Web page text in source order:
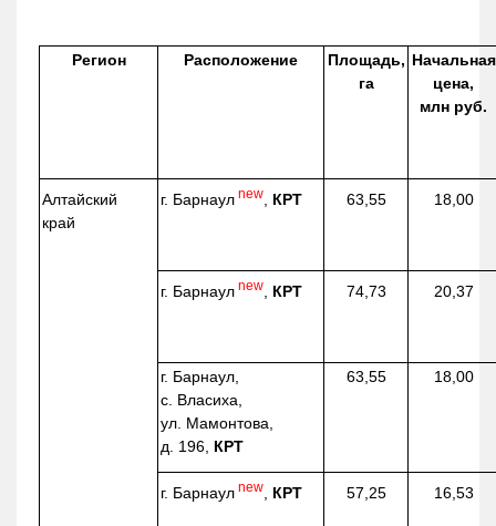
Регион Расположение
Площадь,
га
Начальная
цена,
млн руб.
Алтайский
край
г. Барнаул new КРТ 63,55 18,00
г. Барнаул new КРТ 74,73 20,37
г. Барнаул,
с. Власиха,
ул. Мамонтова,
д. 196, КРТ
63,55 18,00
г. Барнаул new КРТ 57,25 16,53